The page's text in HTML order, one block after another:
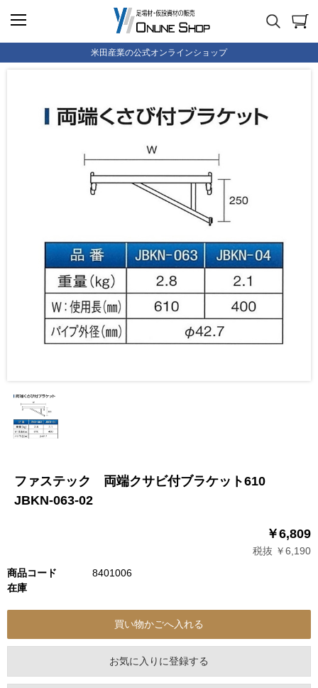
米田産業の公式オンラインショップ
ファステック 両端クサビ付ブラケット610
JBKN-063-02
￥6,809
税抜 ￥6,190
商品コード
8401006
在庫
お気に入りに登録する